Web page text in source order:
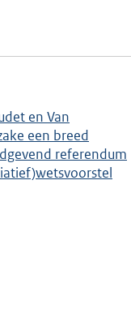
en Van
een breed
referendum